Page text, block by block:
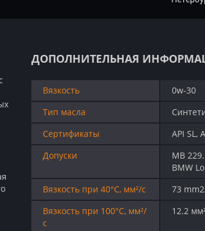
ДОПОЛНИТЕЛЬНАЯ
Вязкость
0w-30
Тип масла
Сертификаты
API SL,
Допуски
MB
BMW
Вязкость при 40°C, мм²/с
73
Вязкость при 100°C, мм²/
с
12.2